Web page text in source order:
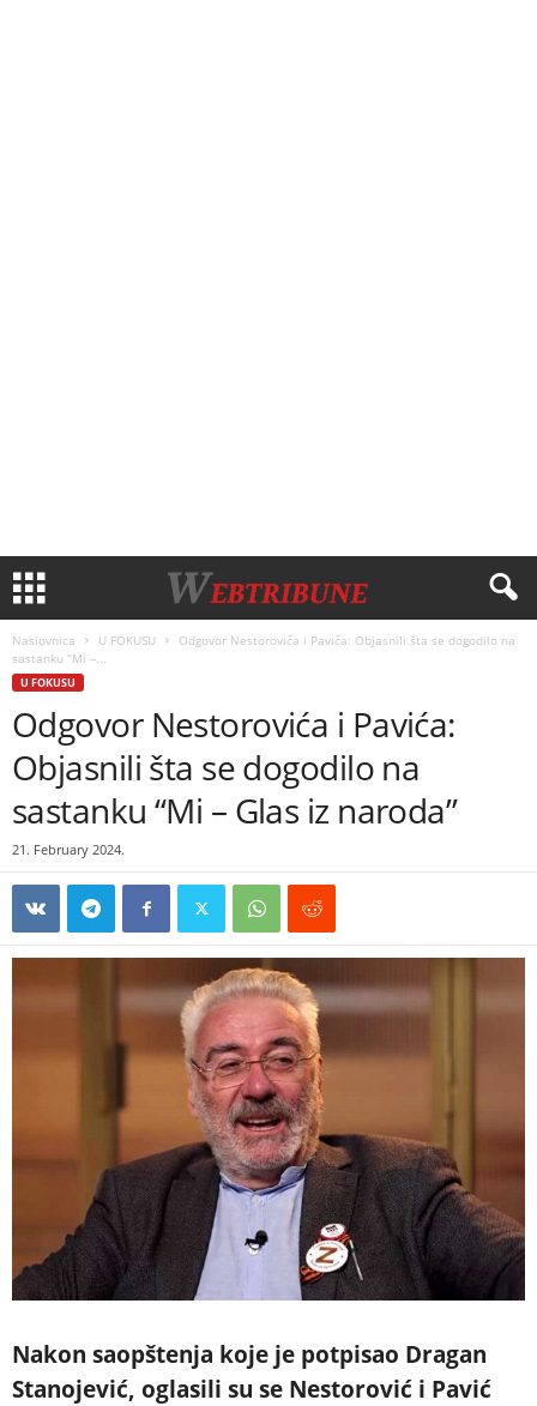
Naslovnica U FOKUSU
Odgovor Nestorovića i Pavića: Objasnili šta se dogodilo na
sastanku “Mi –...
U FOKUSU
Odgovor Nestorovića i Pavića:
Objasnili šta se dogodilo na
sastanku “Mi – Glas iz naroda”
21. February 2024.
Nakon saopštenja koje je potpisao Dragan
Stanojević, oglasili su se Nestorović i Pavić